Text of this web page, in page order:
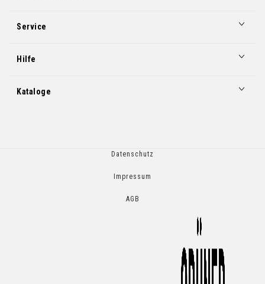
Service
Hilfe
Kataloge
Datenschutz
Impressum
AGB